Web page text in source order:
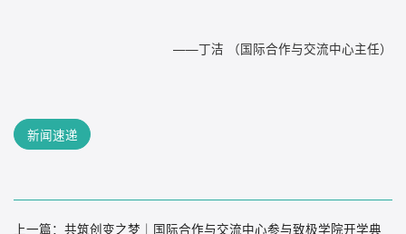
——丁洁 （国际合作与交流中心主任）
新闻速递
上一篇： 共筑创变之梦｜国际合作与交流中心参与致极学院开学典